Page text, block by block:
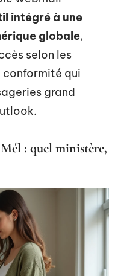
intégré à une
globale,
selon les
conformité qui
grand
: quel ministère,